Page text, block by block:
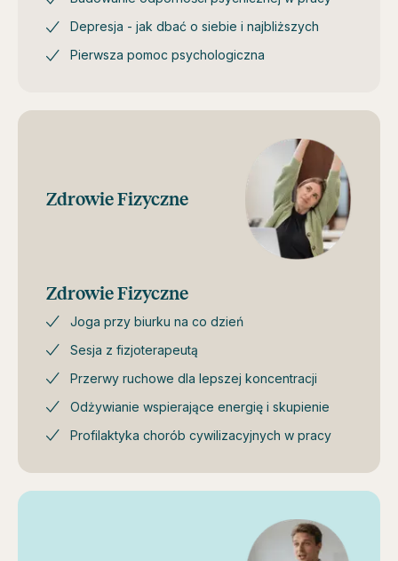
Depresja - jak dbać o siebie i najbliższych
Pierwsza pomoc psychologiczna
Zdrowie Fizyczne
Zdrowie Fizyczne
Joga przy biurku na co dzień
Sesja z fizjoterapeutą
Przerwy ruchowe dla lepszej koncentracji
Odżywianie wspierające energię i skupienie
Profilaktyka chorób cywilizacyjnych w pracy